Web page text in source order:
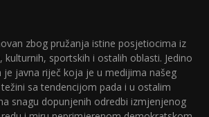
zbog pružanja istine posjetiocima iz
kulturnih, sportskih i ostalih oblasti. Jedino
je javna riječ koja je u medijima našeg
sa tendencijom pada i u ostalim
snagu dopunjenih odredbi izmjenjenog